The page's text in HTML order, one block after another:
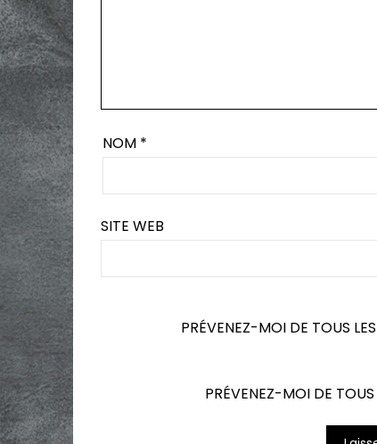
NOM *
SITE WEB
PRÉVENEZ-MOI DE TOUS
PRÉVENEZ-MOI DE